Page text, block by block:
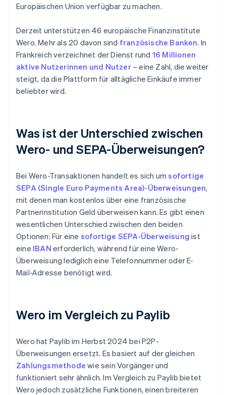
Europäischen Union verfügbar zu machen.
Derzeit unterstützen 46 europäische Finanzinstitute
Wero. Mehr als 20 davon sind französische Banken. In
Frankreich verzeichnet der Dienst rund 16 Millionen
aktive Nutzerinnen und Nutzer– eine Zahl, die weiter
steigt, da die Plattform für alltägliche Einkäufe immer
beliebter wird.
Was ist der Unterschied zwischen
Wero- und SEPA-Überweisungen?
Bei Wero-Transaktionen handelt es sich umsofortige
SEPA (Single Euro Payments Area)-Überweisungen,
mit denen man kostenlos über eine französische
Partnerinstitution Geld überweisen kann. Es gibt einen
wesentlichen Unterschied zwischen den beiden
Optionen: Für eine sofortige SEPA-Überweisung ist
eine IBAN erforderlich, während für eine Wero-
Überweisung lediglich eine Telefonnummer oder E-
Mail-Adresse benötigt wird.
Wero im Vergleich zu Paylib
Wero hat Paylib im Herbst 2024 bei P2P-
Überweisungen ersetzt. Es basiert auf der gleichen
Zahlungsmethode wie sein Vorgänger und
funktioniert sehr ähnlich. Im Vergleich zu Paylib bietet
Wero jedoch zusätzliche Funktionen, einen breiteren